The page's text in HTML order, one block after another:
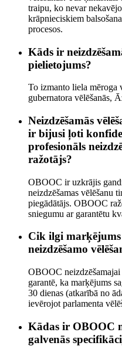
traipu, ko nevar
krāpnieciskiem
procesos.
Kāds ir
pielietojums?
To izmanto liela mēroga
gubernatora vēlēšanās,
Neizdzēšamās
ir bijusi ļoti
profesionāls
ražotājs?
OBOOC ir uzkrājis
neizdzēšamas vēlēšanu
piegādātājs. OBOOC
sniegumu ar garantētu
Cik ilgi
neizdzēšamo
OBOOC
garantē, ka marķējums
30 dienas (atkarībā no
ievērojot parlamenta
Kādas ir OBOOC
galvenās